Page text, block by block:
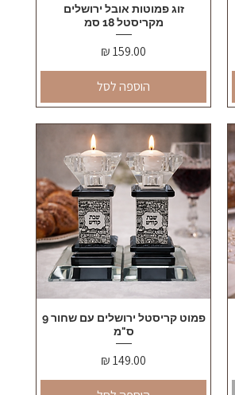
תצוגה מהירה
זוג פמוטות אובל ירושלים
מקריסטל 18 סמ
מחיר
הוספה לסל
תצוגה מהירה
פמוט קריסטל ירושלים עם שחור 9
ס"מ
מחיר